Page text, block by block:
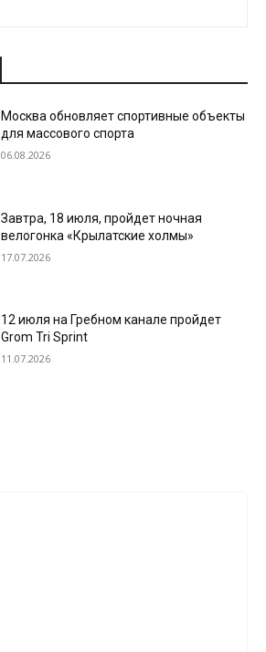
Москва обновляет спортивные объекты
для массового спорта
06.08.2026
Завтра, 18 июля, пройдет ночная
велогонка «Крылатские холмы»
17.07.2026
12 июля на Гребном канале пройдет
Grom Tri Sprint
11.07.2026